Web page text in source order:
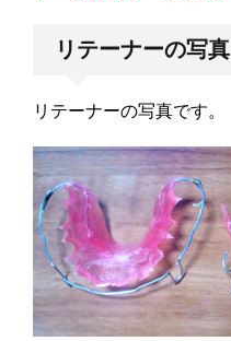
リテーナーの写真
リテーナーの写真です。